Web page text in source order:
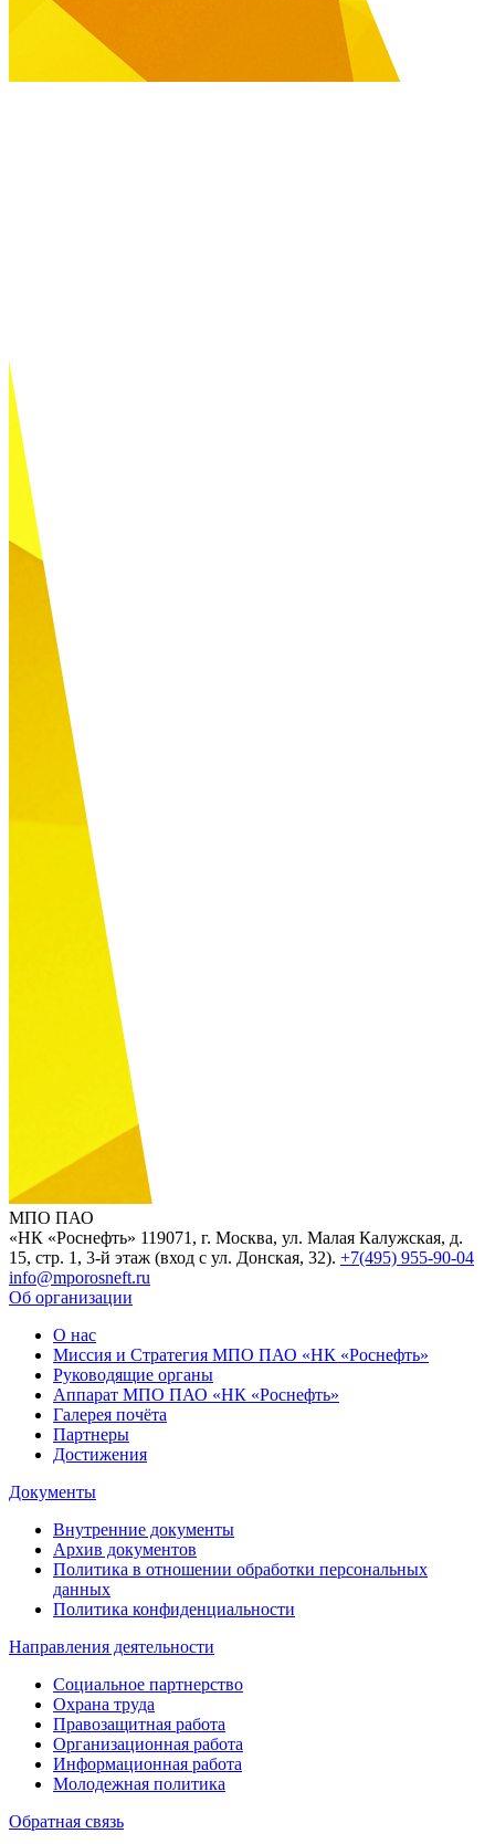
МПО ПАО
«НК «Роснефть» 119071, г. Москва, ул. Малая Калужская, д.
15, стр. 1, 3-й этаж (вход с ул. Донская, 32). +7(495) 955-90-04
info@mporosneft.ru
Об организации
О нас
Миссия и Стратегия МПО ПАО «НК «Роснефть»
Руководящие органы
Аппарат МПО ПАО «НК «Роснефть»
Галерея почёта
Партнеры
Достижения
Документы
Внутренние документы
Архив документов
Политика в отношении обработки персональных
данных
Политика конфиденциальности
Направления деятельности
Социальное партнерство
Охрана труда
Правозащитная работа
Организационная работа
Информационная работа
Молодежная политика
Обратная связь